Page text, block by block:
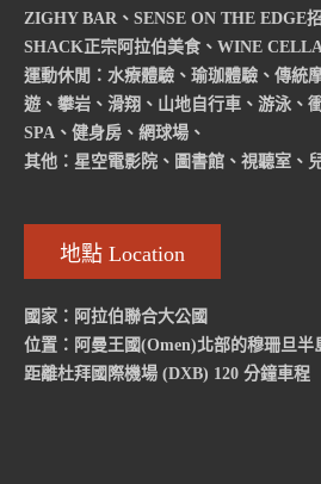
ZIGHY BAR、SENSE ON THE EDGE
SHACK正宗阿拉伯美食、WINE
運動休閒：水療體驗、瑜珈體驗、傳統
遊、攀岩、滑翔、山地自行車、游泳、
SPA、健身房、網球場、
其他：星空電影院、圖書館、視聽室、
地點 Location
國家：阿拉伯聯合大公國
位置：阿曼王國(Omen)北部的穆珊旦半
距離杜拜國際機場 (DXB) 120 分鐘車程